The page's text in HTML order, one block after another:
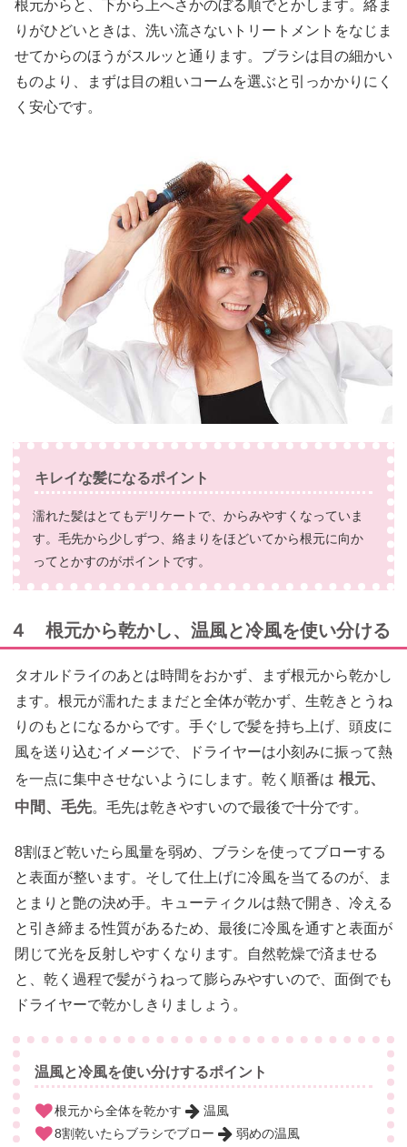
根元からと、下から上へさかのぼる順でとかします。絡ま
りがひどいときは、洗い流さないトリートメントをなじま
せてからのほうがスルッと通ります。ブラシは目の細かい
ものより、まずは目の粗いコームを選ぶと引っかかりにく
く安心です。
キレイな髪になるポイント
濡れた髪はとてもデリケートで、からみやすくなっていま
す。毛先から少しずつ、絡まりをほどいてから根元に向か
ってとかすのがポイントです。
４ 根元から乾かし、温風と冷風を使い分ける
タオルドライのあとは時間をおかず、まず根元から乾かし
ます。根元が濡れたままだと全体が乾かず、生乾きとうね
りのもとになるからです。手ぐしで髪を持ち上げ、頭皮に
風を送り込むイメージで、ドライヤーは小刻みに振って熱
を一点に集中させないようにします。乾く順番は 根元、
中間、毛先。毛先は乾きやすいので最後で十分です。
8割ほど乾いたら風量を弱め、ブラシを使ってブローする
と表面が整います。そして仕上げに冷風を当てるのが、ま
とまりと艶の決め手。キューティクルは熱で開き、冷える
と引き締まる性質があるため、最後に冷風を通すと表面が
閉じて光を反射しやすくなります。自然乾燥で済ませる
と、乾く過程で髪がうねって膨らみやすいので、面倒でも
ドライヤーで乾かしきりましょう。
温風と冷風を使い分けするポイント
根元から全体を乾かす
温風
8割乾いたらブラシでブロー
弱めの温風